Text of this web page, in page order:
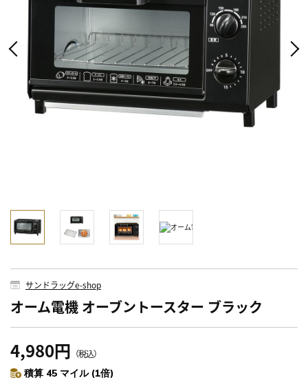
サンドラッグe-shop
オーム電機 オーブントースター ブラック
4,980円 （税込）
積算 45 マイル (1倍)